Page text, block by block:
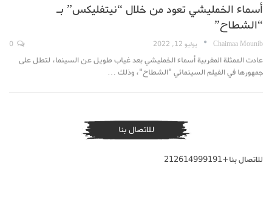
أسماء الخمليشي تعود من خلال “نيتفليكس” بـ
“الشطاح”
Chaimaa Mounib يوليو 12, 2022
عادت الممثلة المغربية أسماء الخمليشي بعد غياب طويل عن السينما، لتطل على
جمهورها في الفيلم السينمائي "الشطاح"، وذلك …
للاتصال بنا
للاتصال بنا+212614999191